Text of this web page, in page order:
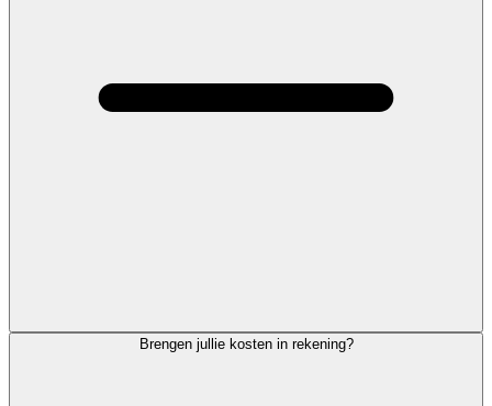
Brengen jullie kosten in rekening?